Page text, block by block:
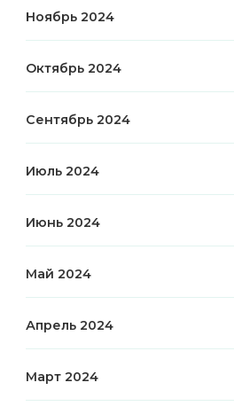
Ноябрь 2024
Октябрь 2024
Сентябрь 2024
Июль 2024
Июнь 2024
Май 2024
Апрель 2024
Март 2024